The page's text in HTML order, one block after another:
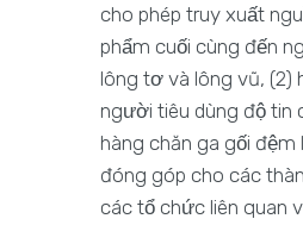
cho phép truy xuất
phẩm cuối cùng đến
lông tơ và lông vũ, (2)
người tiêu dùng độ tin
hàng chăn ga gối đệm
đóng góp cho các
các tổ chức liên quan